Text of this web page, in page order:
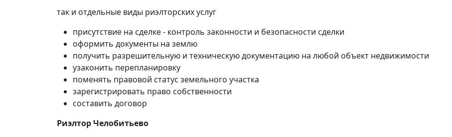
так и отдельные виды риэлторских услуг
присутствие на сделке - контроль законности и безопасности сделки
оформить документы на землю
получить разрешительную и техническую документацию на любой объект недвижимости
узаконить перепланировку
поменять правовой статус земельного участка
зарегистрировать право собственности
составить договор
Риэлтор Челобитьево